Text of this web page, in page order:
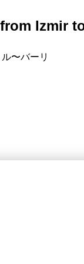
Izmir
〜バーリ